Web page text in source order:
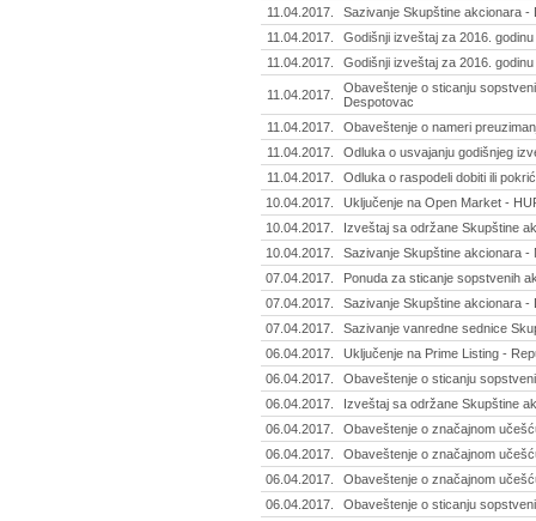
11.04.2017.
Sazivanje Skupštine akcionara -
11.04.2017.
Godišnji izveštaj za 2016.
11.04.2017.
Godišnji izveštaj za 2016.
11.04.2017.
Obaveštenje o sticanju
Despotovac
11.04.2017.
Obaveštenje o nameri
11.04.2017.
Odluka o usvajanju godišnjeg
11.04.2017.
Odluka o raspodeli dobiti ili
10.04.2017.
Uključenje na Open Market -
10.04.2017.
Izveštaj sa održane Skupštine
10.04.2017.
Sazivanje Skupštine akcionara -
07.04.2017.
Ponuda za sticanje sopstvenih
07.04.2017.
Sazivanje Skupštine akcionara -
07.04.2017.
Sazivanje vanredne sednice
06.04.2017.
Uključenje na Prime Listing -
06.04.2017.
Obaveštenje o sticanju
06.04.2017.
Izveštaj sa održane Skupštine
06.04.2017.
Obaveštenje o značajnom
06.04.2017.
Obaveštenje o značajnom
06.04.2017.
Obaveštenje o značajnom
06.04.2017.
Obaveštenje o sticanju